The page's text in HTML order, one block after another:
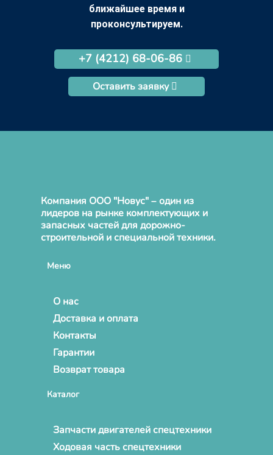
ближайшее время и
проконсультируем.
+7 (4212) 68-06-86
Оставить заявку
Компания ООО "Новус" – один из
лидеров на рынке комплектующих и
запасных частей для дорожно-
строительной и специальной техники.
Меню
О нас
Доставка и оплата
Контакты
Гарантии
Возврат товара
Каталог
Запчасти двигателей спецтехники
Ходовая часть спецтехники